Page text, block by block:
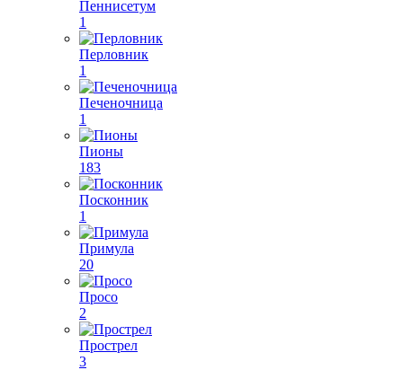
Пеннисетум
1
Перловник
1
Печеночница
1
Пионы
183
Посконник
1
Примула
20
Просо
2
Прострел
3